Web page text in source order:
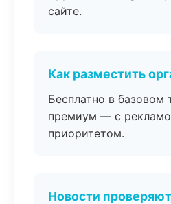
сайте.
Как разместить
Бесплатно в базовом
премиум — с
приоритетом.
Новости